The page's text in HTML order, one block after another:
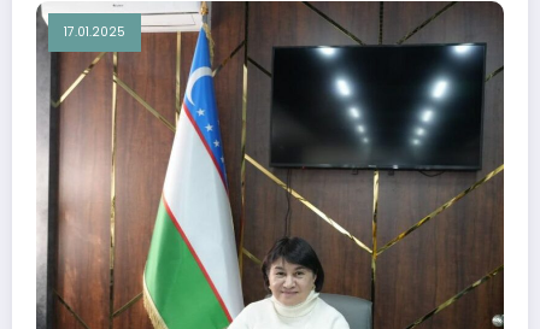
17.01.2025